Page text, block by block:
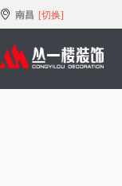
南昌 [切换]